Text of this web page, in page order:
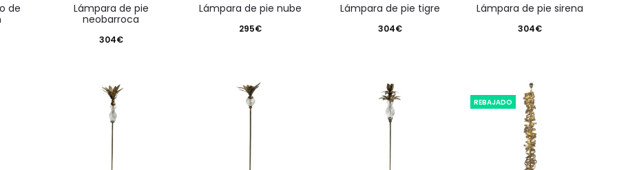
lámpara de pie
neobarroca
304€
lámpara de pie nube
295€
lámpara de pie tigre
304€
lámpara de pie sirena
304€
REBAJADO